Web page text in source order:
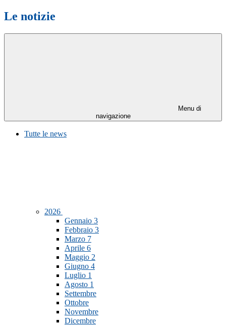
Le notizie
Menu di
navigazione
Tutte le news
2026
Gennaio 3
Febbraio 3
Marzo 7
Aprile 6
Maggio 2
Giugno 4
Luglio 1
Agosto 1
Settembre
Ottobre
Novembre
Dicembre